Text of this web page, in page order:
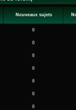
Nouveaux sujets
0
0
0
0
0
0
0